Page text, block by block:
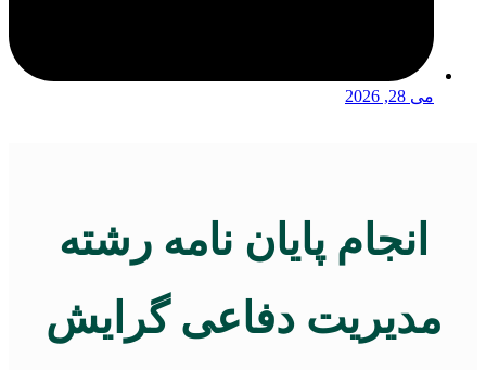
می 28, 2026
انجام پایان نامه رشته
مدیریت دفاعی گرایش